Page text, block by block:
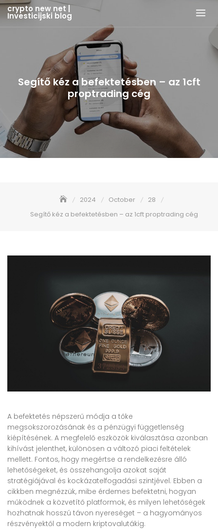
Skipcrypto new net |
Investicijski blog
Segítő kéz a befektetésben – az 1cft
proptrading cég
2024 October
28
Segítő kéz a befektetésben – az 1cft proptrading cég
A befektetés népszerű módja a tőke
megsokszorozásának és a pénzügyi függetlenség
kiépítésének. A megfelelő eszközök kiválasztása azonban
kihívást jelenthet, különösen a változó piaci feltételek
mellett. Fontos, hogy megértse a rendelkezésre álló
lehetőségeket, és összehangolja azokat saját
stratégiájával és kockázatelfogadási szintjével. Ebben a
cikkben megnézzük, mibe érdemes befektetni, hogyan
működnek a közvetítő platformok, és milyen lehetőségek
hozhatnak hosszú távon nyereséget – a hagyományos
részvényektől a modern kriptovalutákig.